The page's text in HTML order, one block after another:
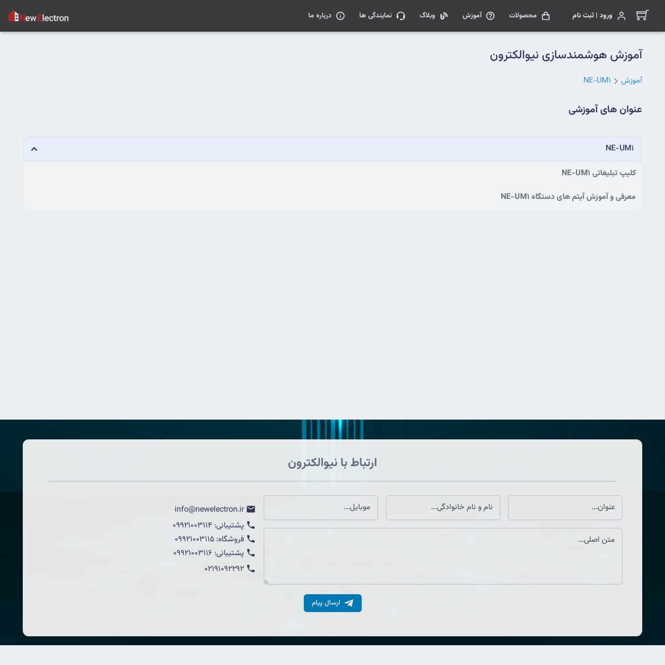
ورود | ثبت نام محصولات آموزش وبلاگ نمایندگی ها درباره ما
آموزش هوشمندسازی نیوالکترون
آموزش NE-UM1
عنوان های آموزشی
NE-UM1
کلیپ تبلیغاتی NE-UM1
معرفی و آموزش آیتم های دستگاه NE-UM1
ارتباط با نیوالکترون
info@newelectron.ir
پشتیبانی: 09921003114
فروشگاه: 09921003115
پشتیبانی: 09921003116
02191092292
ارسال پیام